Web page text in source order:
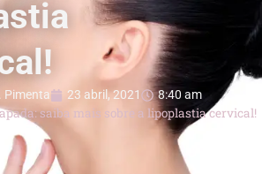
Pimenta 23 abril, 2021 8:40 am
saiba mais sobre a lipoplastia cervical!